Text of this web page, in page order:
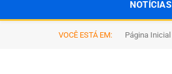
NOTÍCIAS
VOCÊ ESTÁ EM: Página Inicial